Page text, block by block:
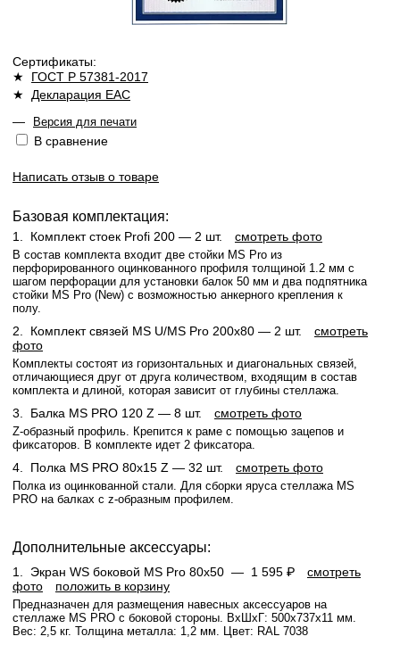
Сертификаты:
★ ГОСТ Р 57381-2017
★ Декларация ЕАС
—
Версия для печати
В сравнение
Написать отзыв о товаре
Базовая комплектация:
1. Комплект стоек Profi 200 — 2 шт. смотреть фото
В состав комплекта входит две стойки MS Pro из
перфорированного оцинкованного профиля толщиной 1.2 мм с
шагом перфорации для установки балок 50 мм и два подпятника
стойки MS Pro (New) с возможностью анкерного крепления к
полу.
2. Комплект связей MS U/MS Pro 200x80 — 2 шт.
смотреть
фото
Комплекты состоят из горизонтальных и диагональных связей,
отличающиеся друг от друга количеством, входящим в состав
комплекта и длиной, которая зависит от глубины стеллажа.
3. Балка MS PRO 120 Z — 8 шт. смотреть фото
Z-образный профиль. Крепится к раме с помощью зацепов и
фиксаторов. В комплекте идет 2 фиксатора.
4. Полка MS PRO 80х15 Z — 32 шт. смотреть фото
Полка из оцинкованной стали. Для сборки яруса стеллажа MS
PRO на балках с z-образным профилем.
Дополнительные аксессуары:
1. Экран WS боковой MS Pro 80x50 — 1 595 ₽
смотреть
фото
положить в корзину
Предназначен для размещения навесных аксессуаров на
стеллаже MS PRO с боковой стороны. ВхШхГ: 500х737х11 мм.
Вес: 2,5 кг. Толщина металла: 1,2 мм. Цвет: RAL 7038